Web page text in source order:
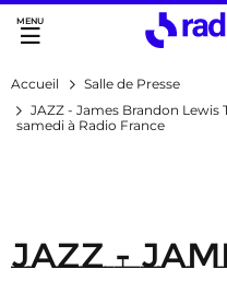
Accès direct :
Menu principal
Accueil
Salle de Presse
JAZZ - James Brandon
samedi à Radio France
JAZZ -